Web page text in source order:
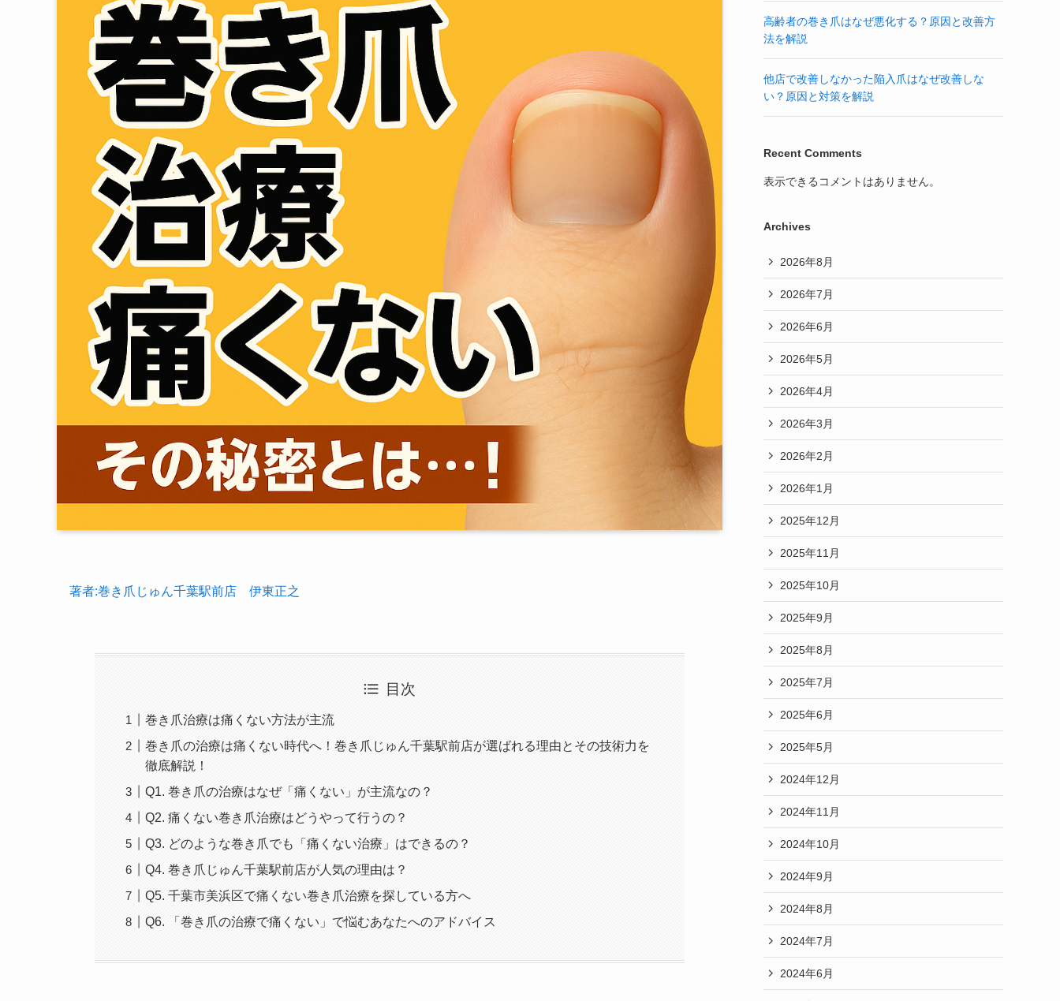
著者:巻き爪じゅん千葉駅前店 伊東正之
目次
巻き爪治療は痛くない方法が主流
巻き爪の治療は痛くない時代へ！巻き爪じゅん千葉駅前店が選ばれる理由とその技術力を
徹底解説！
Q1. 巻き爪の治療はなぜ「痛くない」が主流なの？
Q2. 痛くない巻き爪治療はどうやって行うの？
Q3. どのような巻き爪でも「痛くない治療」はできるの？
Q4. 巻き爪じゅん千葉駅前店が人気の理由は？
Q5. 千葉市美浜区で痛くない巻き爪治療を探している方へ
Q6. 「巻き爪の治療で痛くない」で悩むあなたへのアドバイス
高齢者の巻き爪はなぜ悪化する？原因と改善方
法を解説
他店で改善しなかった陥入爪はなぜ改善しな
い？原因と対策を解説
Recent Comments
表示できるコメントはありません。
Archives
2026年8月
2026年7月
2026年6月
2026年5月
2026年4月
2026年3月
2026年2月
2026年1月
2025年12月
2025年11月
2025年10月
2025年9月
2025年8月
2025年7月
2025年6月
2025年5月
2024年12月
2024年11月
2024年10月
2024年9月
2024年8月
2024年7月
2024年6月